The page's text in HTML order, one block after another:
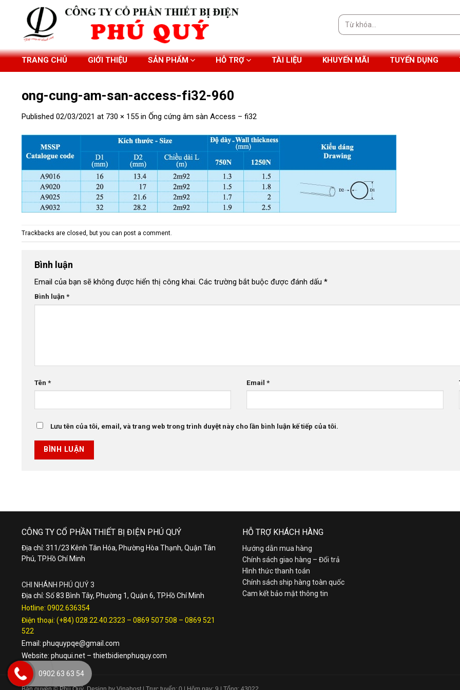
Tìm
kiếm:
TRANG CHỦ GIỚI THIỆU SẢN PHẨM HỖ TRỢ TÀI LIỆU KHUYẾN MÃI TUYỂN DỤNG
ong-cung-am-san-access-fi32-960
Published 02/03/2021 at 730 × 155 in Ống cứng âm sàn Access – fi32
Trackbacks are closed, but you can post a comment
Bình luận
Email của bạn sẽ không được hiển thị công khai. Các trường bắt buộc được đánh dấu *
Bình luận *
Tên * Email*
Lưu tên của tôi, email, và trang web trong trình duyệt này cho lần bình luận kế tiếp của tôi.
CÔNG TY CỔ PHẦN THIẾT BỊ ĐIỆN PHÚ QUÝ
Địa chỉ: 311/23 Kênh Tân Hóa, Phường Hòa Thạnh, Quận Tân
Phú, TP.Hồ Chí Minh
CHI NHÁNH PHÚ QUÝ 3
Địa chỉ: Số 83 Bình Tây, Phường 1, Quận 6, TP.Hồ Chí Minh
Hotline: 0902.636354
Điện thoại: (+84) 028.22.40.2323 – 0869 507 508 – 0869 521
522
Email: phuquypqe@gmail.com
Website: phuqui.net – thietbidienphuquy.com
HỖ TRỢ KHÁCH HÀNG
Hướng dẫn mua hàng
Chính sách giao hàng – Đổi trả
Hình thức thanh toán
Chính sách ship hàng toàn quốc
Cam kết bảo mật thông tin
0902 63 63 54